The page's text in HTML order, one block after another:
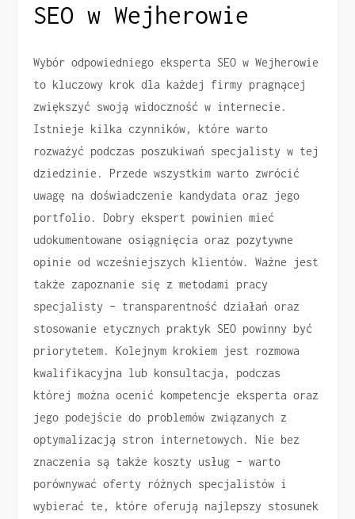
SEO w Wejherowie
Wybór odpowiedniego eksperta SEO w Wejherowie
to kluczowy krok dla każdej firmy pragnącej
zwiększyć swoją widoczność w internecie.
Istnieje kilka czynników, które warto
rozważyć podczas poszukiwań specjalisty w tej
dziedzinie. Przede wszystkim warto zwrócić
uwagę na doświadczenie kandydata oraz jego
portfolio. Dobry ekspert powinien mieć
udokumentowane osiągnięcia oraz pozytywne
opinie od wcześniejszych klientów. Ważne jest
także zapoznanie się z metodami pracy
specjalisty – transparentność działań oraz
stosowanie etycznych praktyk SEO powinny być
priorytetem. Kolejnym krokiem jest rozmowa
kwalifikacyjna lub konsultacja, podczas
której można ocenić kompetencje eksperta oraz
jego podejście do problemów związanych z
optymalizacją stron internetowych. Nie bez
znaczenia są także koszty usług – warto
porównywać oferty różnych specjalistów i
wybierać te, które oferują najlepszy stosunek